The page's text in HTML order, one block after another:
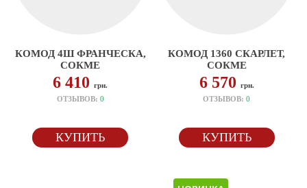
КОМОД 4Ш ФРАНЧЕСКА,
СОКМЕ
6 410грн.
ОТЗЫВОВ: 0
КУПИТЬ
КОМОД 1360 СКАРЛЕТ,
СОКМЕ
6 570 грн.
ОТЗЫВОВ:0
КУПИТЬ